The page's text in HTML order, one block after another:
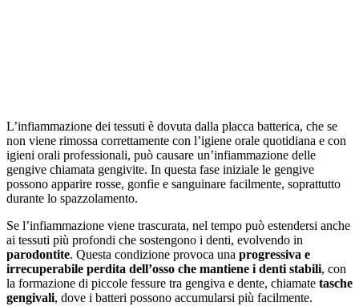
L’infiammazione dei tessuti è dovuta dalla placca batterica, che se
non viene rimossa correttamente con l’igiene orale quotidiana e con
igieni orali professionali, può causare un’infiammazione delle
gengive chiamata gengivite. In questa fase iniziale le gengive
possono apparire rosse, gonfie e sanguinare facilmente, soprattutto
durante lo spazzolamento.
Se l’infiammazione viene trascurata, nel tempo può estendersi anche
ai tessuti più profondi che sostengono i denti, evolvendo in
parodontite. Questa condizione provoca una progressiva e
irrecuperabile perdita dell’osso che mantiene i denti stabili, con
la formazione di piccole fessure tra gengiva e dente, chiamate tasche
gengivali, dove i batteri possono accumularsi più facilmente.